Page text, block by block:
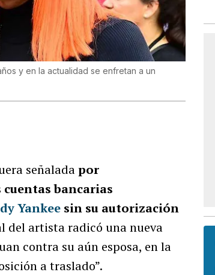
y en la actualidad se enfretan a un
señaladapor
bancarias
Yankee sin su autorización
del artista radicó una nueva
contra su aún esposa, en la
a traslado”.